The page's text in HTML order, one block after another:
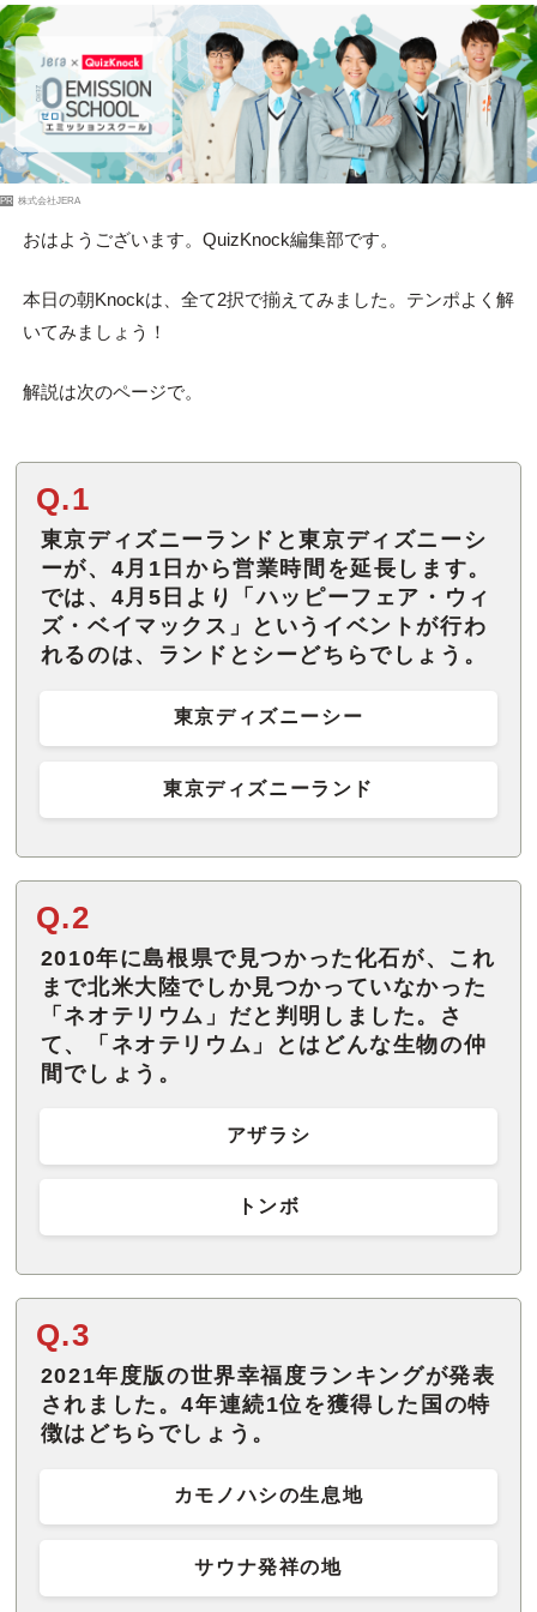
PR 株式会社JERA
おはようございます。QuizKnock編集部です。
本日の朝Knockは、全て2択で揃えてみました。テンポよく解
いてみましょう！
解説は次のページで。
Q.1
東京ディズニーランドと東京ディズニーシ
ーが、4月1日から営業時間を延長します。
では、4月5日より「ハッピーフェア・ウィ
ズ・ベイマックス」というイベントが行わ
れるのは、ランドとシーどちらでしょう。
東京ディズニーシー
東京ディズニーランド
Q.2
2010年に島根県で見つかった化石が、これ
まで北米大陸でしか見つかっていなかった
「ネオテリウム」だと判明しました。さ
て、「ネオテリウム」とはどんな生物の仲
間でしょう。
アザラシ
トンボ
Q.3
2021年度版の世界幸福度ランキングが発表
されました。4年連続1位を獲得した国の特
徴はどちらでしょう。
カモノハシの生息地
サウナ発祥の地